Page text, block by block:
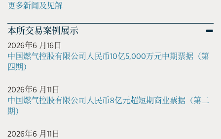
更多新闻及见解
本所交易案例展示
2026年6 月16日
中国燃气控股有限公司人民币10亿5,000万元中期票据（第
四期）
2026年6 月11日
中国燃气控股有限公司人民币8亿元超短期商业票据（第二
期）
2026年6 月11日